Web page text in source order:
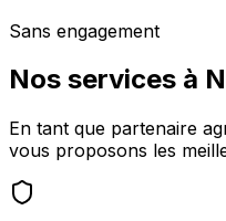
Sans engagement
Nos services à
En tant que partenaire
vous proposons les